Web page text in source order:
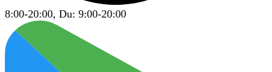
8:00-20:00, Du: 9:00-20:00